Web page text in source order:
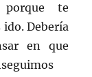
te
ido. Debería
en que